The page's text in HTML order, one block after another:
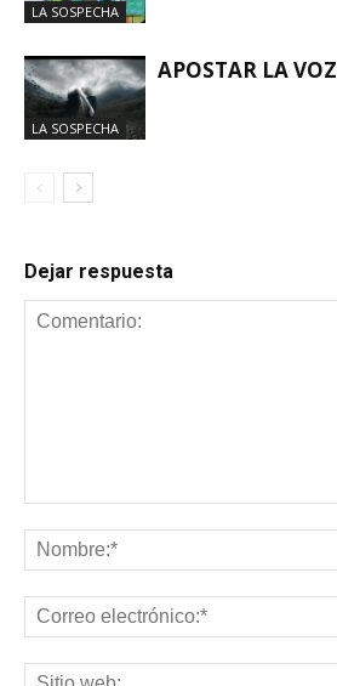
LA SOSPECHA
LA SOSPECHA
APOSTAR LA VOZ
Dejar respuesta